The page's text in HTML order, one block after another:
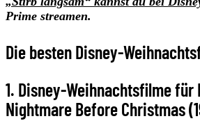
Prime streamen.
Die besten Disney-
1. Disney-Weihnachtsfilme für
Nightmare Before Christmas